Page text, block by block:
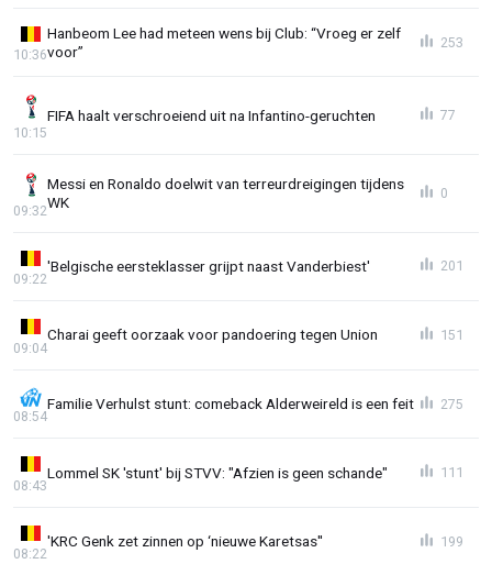
Hanbeom Lee had meteen wens bij Club: “Vroeg er zelf
voor”
10:36
253
FIFA haalt verschroeiend uit na Infantino-geruchten
10:15
77
Messi en Ronaldo doelwit van terreurdreigingen tijdens
WK
09:32
0
'Belgische eersteklasser grijpt naast Vanderbiest'
09:22
201
Charai geeft oorzaak voor pandoering tegen Union
09:04
151
Familie Verhulst stunt: comeback Alderweireld is een feit
08:54
275
Lommel SK 'stunt' bij STVV: "Afzien is geen schande"
08:43
111
'KRC Genk zet zinnen op ‘nieuwe Karetsas''
08:22
199